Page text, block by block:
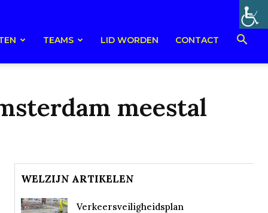
TEAMS LID WORDEN CONTACT
meestal
WELZIJN ARTIKELEN
Verkeersveiligheidsplan